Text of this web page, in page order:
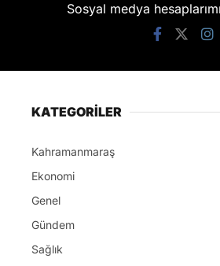
Sosyal medya
KATEGORİLER
Kahramanmaraş
Ekonomi
Genel
Gündem
Sağlık